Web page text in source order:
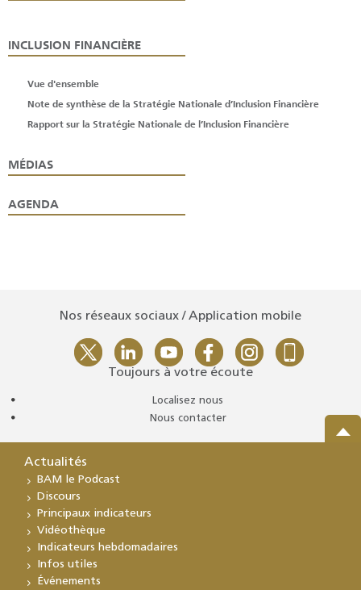
INCLUSION FINANCIÈRE
Vue d'ensemble
Note de synthèse de la Stratégie Nationale d’Inclusion Financière
Rapport sur la Stratégie Nationale de l’Inclusion Financière
MÉDIAS
AGENDA
Nos réseaux sociaux / Application mobile
Toujours à votre écoute
Localisez nous
Nous contacter
Actualités
BAM le Podcast
Discours
Principaux indicateurs
Vidéothèque
Indicateurs hebdomadaires
Infos utiles
Événements